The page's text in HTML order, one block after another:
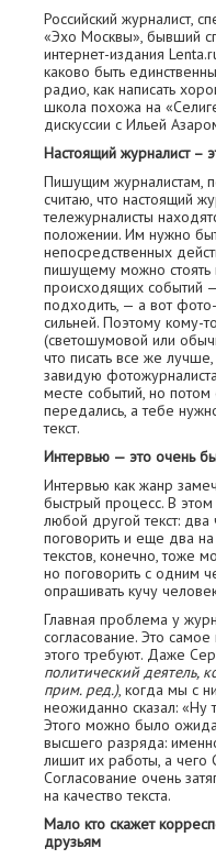
Российский журналист,
«Эхо Москвы», бывший
интернет-издания
каково быть
радио, как написать
школа похожа на
дискуссии с Ильей
Настоящий журналист –
Пишущим журналистам,
считаю, что настоящий
тележурналисты
положении. Им нужно
непосредственных
пишущему можно стоять
происходящих событий
подходить, — а вот
сильней. Поэтому кому-
(светошумовой или
что писать все же
завидую
месте событий, но
передались, а тебе
текст.
Интервью — это очень
Интервью как жанр
быстрый процесс. В
любой другой текст:
поговорить и еще два
текстов, конечно, тоже
но поговорить с одним
опрашивать кучу
Главная проблема у
согласование. Это
этого требуют. Даже
политический деятель,
прим. ред.), когда мы с
неожиданно сказал: «Ну
Этого можно было
высшего разряда:
лишит их работы, а чего
Согласование очень
на качество текста.
Мало кто скажет
друзьям